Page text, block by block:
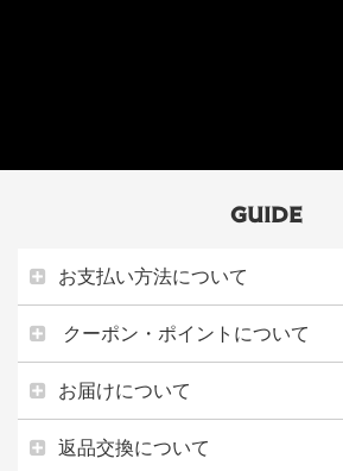
GUIDE
お支払い方法について
クーポン・ポイントについて
お届けについて
返品交換について